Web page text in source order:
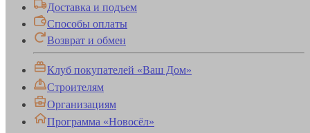
Доставка и подъем
Способы оплаты
Возврат и обмен
Клуб покупателей «Ваш Дом»
Строителям
Организациям
Программа «Новосёл»